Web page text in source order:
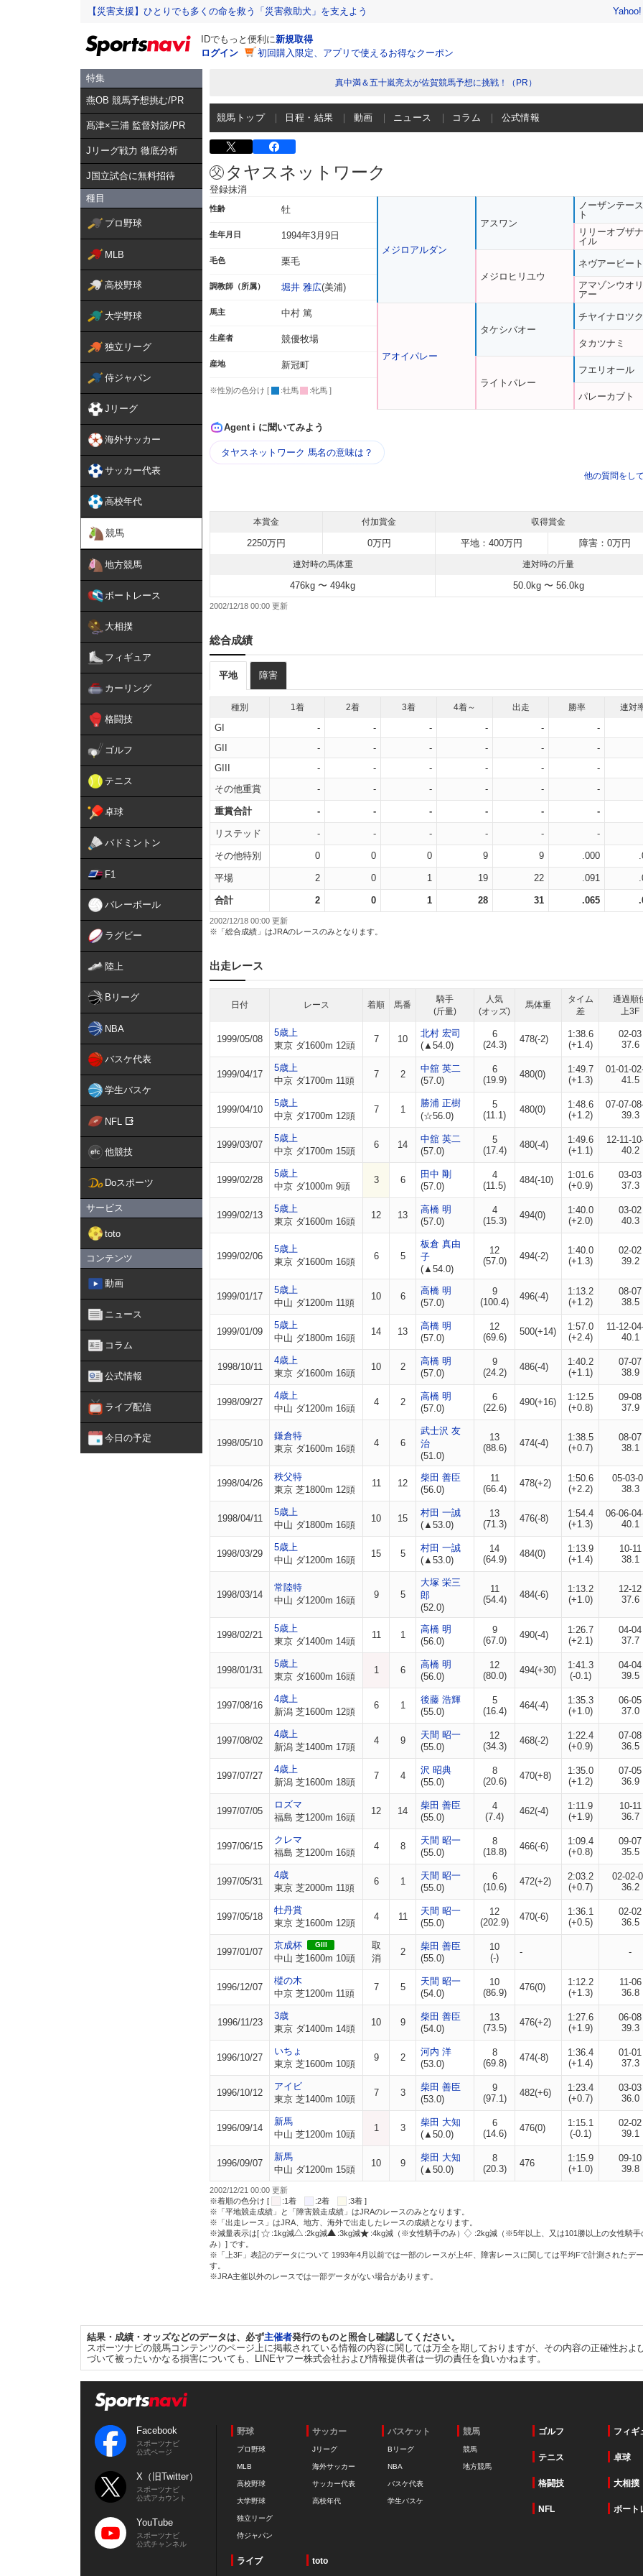
【災害支援】ひとりでも多くの命を救う「災害救助犬」を支えよう
IDでもっと便利に新規取得
ログイン
初回購入限定、アプリで使えるお得なクーポン
特集
燕OB 競馬予想挑む/PR
髙津×三浦 監督対談/PR
Jリーグ戦力 徹底分析
J国立試合に無料招待
種目
プロ野球
MLB
高校野球
大学野球
独立リーグ
侍ジャパン
Jリーグ
海外サッカー
サッカー代表
高校年代
競馬
地方競馬
ボートレース
大相撲
フィギュア
カーリング
格闘技
ゴルフ
テニス
卓球
バドミントン
F1
バレーボール
ラグビー
陸上
Bリーグ
NBA
バスケ代表
学生バスケ
NFL
他競技
Doスポーツ
サービス
toto
コンテンツ
動画
ニュース
コラム
公式情報
ライブ配信
今日の予定
真中満＆五十嵐亮太が佐賀競馬予想に挑戦！（PR）
競馬トップ 日程・結果 動画 ニュース コラム 公式情報
タヤスネットワーク
登録抹消
性齢 牡
生年月日 1994年3月9日
毛色 栗毛
調教師（所属） 堀井 雅広(美浦)
馬主 中村 篤
生産者 競優牧場
産地 新冠町
※性別の色分け [ :牡馬 :牝馬 ]
メジロアルダン
アオイパレー
アスワン
メジロヒリユウ
タケシバオー
ライトパレー
ノーザンテース
ト
リリーオブザナ
イル
ネヴアービート
アマゾンウオリ
アー
チヤイナロツク
タカツナミ
フエリオール
パレーカブト
Agent i に聞いてみよう
タヤスネットワーク 馬名の意味は？
他の質問をし
本賞金 付加賞金 収得賞金
2250万円 0万円 平地：400万円 障害：0万円
連対時の馬体重 連対時の斤量
476kg 〜 494kg 50.0kg 〜 56.0kg
2002/12/18 00:00
総合成績
平地 障害
種別 1着 2着 3着 4着～ 出走 勝率 連対
GI - - - - -
-
GII
- - - - -
-
GIII
- - - - -
-
その他重賞
- - - - - -
重賞合計 - - - - - -
リステッド - - - - - -
その他特別 0 0 0 9 9 .000
平場 2 0 1 19 22 .091
合計 2 0 1 28 31 .065
2002/12/18 00:00 更新
※「総合成績」はJRAのレースのみとなります。
出走レース
日付 レース 着順 馬番
騎手
(斤量)
人気
(オッズ)
馬体重
タイム
差
通過順
上3F
1999/05/08
5歳上
東京 ダ1600m 12頭
7 10
北村 宏司
(▲54.0)
6
(24.3)
478(-2)
1:38.6
(+1.4)
02-03
37.6
1999/04/17
5歳上
中京 ダ1700m 11頭
7 2
中舘 英二
(57.0)
6
(19.9)
480(0)
1:49.7
(+1.3)
01-01-
41.5
1999/04/10
5歳上
中京 ダ1700m 12頭
7 1
勝浦 正樹
(☆56.0)
5
(11.1)
480(0)
1:48.6
(+1.2)
07-07-
39.3
1999/03/07
5歳上
中京 ダ1700m 15頭
6 14
中舘 英二
(57.0)
5
(17.4)
480(-4)
1:49.6
(+1.1)
12-11-
40.2
1999/02/28
5歳上
中京 ダ1000m 9頭
3 6
田中 剛
(57.0)
4
(11.5)
484(-10)
1:01.6
(+0.9)
03-03
37.3
1999/02/13
5歳上
東京 ダ1600m 16頭
12 13
高橋 明
(57.0)
4
(15.3)
494(0)
1:40.0
(+2.0)
03-02
40.3
1999/02/06
5歳上
東京 ダ1600m 16頭
6 5
板倉 真由
子
(▲54.0)
12
(57.0)
494(-2)
1:40.0
(+1.3)
02-02
39.2
1999/01/17
5歳上
中山 ダ1200m 11頭
10 6
高橋 明
(57.0)
9
(100.4)
496(-4)
1:13.2
(+1.2)
08-07
38.5
1999/01/09
5歳上
中山 ダ1800m 16頭
14 13
高橋 明
(57.0)
12
(69.6)
500(+14)
1:57.0
(+2.4)
11-12-
40.1
1998/10/11
4歳上
東京 ダ1600m 16頭
10 2
高橋 明
(57.0)
9
(24.2)
486(-4)
1:40.2
(+1.1)
07-07
38.9
1998/09/27
4歳上
中山 ダ1200m 16頭
4 2
高橋 明
(57.0)
6
(22.6)
490(+16)
1:12.5
(+0.8)
09-08
37.9
1998/05/10
鎌倉特
東京 ダ1600m 16頭
4 6
武士沢 友
治
(51.0)
13
(88.6)
474(-4)
1:38.5
(+0.7)
08-07
38.1
1998/04/26
秩父特
東京 芝1800m 12頭
11 12
柴田 善臣
(56.0)
11
(66.4)
478(+2)
1:50.6
(+2.2)
05-03-
38.3
1998/04/11
5歳上
中山 ダ1800m 16頭
10 15
村田 一誠
(▲53.0)
13
(71.3)
476(-8)
1:54.4
(+1.3)
06-06-
40.1
1998/03/29
5歳上
中山 ダ1200m 16頭
15 5
村田 一誠
(▲53.0)
14
(64.9)
484(0)
1:13.9
(+1.4)
10-11
38.1
1998/03/14
常陸特
中山 ダ1200m 16頭
9 5
大塚 栄三
郎
(52.0)
11
(54.4)
484(-6)
1:13.2
(+1.0)
12-12
37.6
1998/02/21
5歳上
東京 ダ1400m 14頭
11 1
高橋 明
(56.0)
9
(67.0)
490(-4)
1:26.7
(+2.1)
04-04
37.7
1998/01/31
5歳上
東京 ダ1600m 16頭
1 6
高橋 明
(56.0)
12
(80.0)
494(+30)
1:41.3
(-0.1)
04-04
39.5
1997/08/16
4歳上
新潟 芝1600m 12頭
6 1
後藤 浩輝
(55.0)
5
(16.4)
464(-4)
1:35.3
(+1.0)
06-05
37.0
1997/08/02
4歳上
新潟 芝1400m 17頭
4 9
天間 昭一
(55.0)
12
(34.3)
468(-2)
1:22.4
(+0.9)
07-08
36.5
1997/07/27
4歳上
新潟 芝1600m 18頭
7 4
沢 昭典
(55.0)
8
(20.6)
470(+8)
1:35.0
(+1.2)
07-05
36.9
1997/07/05
ロズマ
福島 芝1200m 16頭
12 14
柴田 善臣
(55.0)
4
(7.4)
462(-4)
1:11.9
(+1.9)
10-11
36.7
1997/06/15
クレマ
福島 芝1200m 16頭
4 8
天間 昭一
(55.0)
8
(18.8)
466(-6)
1:09.4
(+0.8)
09-07
35.5
1997/05/31
4歳
東京 芝2000m 11頭
6 1
天間 昭一
(55.0)
6
(10.6)
472(+2)
2:03.2
(+0.7)
02-02-
36.2
1997/05/18
牡丹賞
東京 芝1600m 12頭
4 11
天間 昭一
(55.0)
12
(202.9)
470(-6)
1:36.1
(+0.5)
02-02
36.5
1997/01/07
京成杯 GIII
中山 芝1600m 10頭
取
消
2
柴田 善臣
(55.0)
10
(-)
- -
1996/12/07
樅の木
中京 芝1200m 11頭
7 5
天間 昭一
(54.0)
10
(86.9)
476(0)
1:12.2
(+1.3)
11-06
36.8
1996/11/23
3歳
東京 ダ1400m 14頭
10 9
柴田 善臣
(54.0)
13
(73.5)
476(+2)
1:27.6
(+1.9)
06-08
39.3
1996/10/27
いちょ
東京 芝1600m 10頭
9 2
河内 洋
(53.0)
8
(69.8)
474(-8)
1:36.4
(+1.4)
01-01
37.3
1996/10/12
アイビ
東京 芝1400m 10頭
7 3
柴田 善臣
(53.0)
9
(97.1)
482(+6)
1:23.4
(+0.7)
03-03
36.0
1996/09/14
新馬
中山 芝1200m 10頭
1 3
柴田 大知
(▲50.0)
6
(14.6)
476(0)
1:15.1
(-0.1)
02-02
39.1
1996/09/07
新馬
中山 ダ1200m 15頭
10 9
柴田 大知
(▲50.0)
8
(20.3)
476
1:15.9
(+1.0)
09-10
39.8
2002/12/21 00:00 更新
※着順の色分け [
:1着 :2着
:3着 ]
※「平地競走成績」と「障害競走成績」はJRAのレースのみとなります。
※「出走レース」はJRA、地方、海外で出走したレースの成績となります。
※減量表示は[
:1kg減 :2kg減 :3kg減 :4kg減（※女性騎手のみ）
:2kg減（※5年以上、又は101勝以上の女性騎手
み）] です。
※「上3F」表記のデータについて 1993年4月以前では一部のレースが上4F、障害レースに関しては平均Fで計測されたデ
す。
※JRA主催以外のレースでは一部データがない場合があります。
結果・成績・オッズなどのデータは、必ず主催者発行のものと照合し確認してください。
スポーツナビの競馬コンテンツのページ上に掲載されている情報の内容に関しては万全を期しておりますが、その内容の正確性お
づいて被ったいかなる損害についても、LINEヤフー株式会社および情報提供者は一切の責任を負いかねます。
Facebook
スポーツナビ
公式ページ
X（旧Twitter）
スポーツナビ
公式アカウント
YouTube
スポーツナビ
公式チャンネル
野球
プロ野球
MLB
高校野球
大学野球
独立リーグ
侍ジャパン
サッカー
Jリーグ
海外サッカー
サッカー代表
高校年代
バスケット
Bリーグ
NBA
バスケ代表
学生バスケ
競馬
競馬
地方競馬
ゴルフ フィギ
テニス 卓球
格闘技 大相撲
NFL ボート
ライブ toto